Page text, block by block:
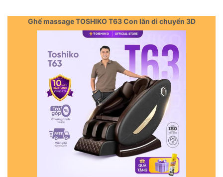
Ghế massage TOSHIKO T63 Con lăn di chuyển 3D